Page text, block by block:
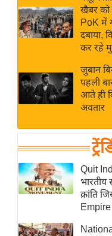
Live
News in
Hindi
News
Hindi
Videos
अंतर्राष्ट्रीय
बिज़नेस
विशेषज्ञ
राय
खेल
क्रिकेट
IPL
2026
ई-पेपर
खैबर को
PoK में
दबाया,
कर रहे
जुबान
पहली
आते ही
अवतार
Quit
भारतीय
क्रांति